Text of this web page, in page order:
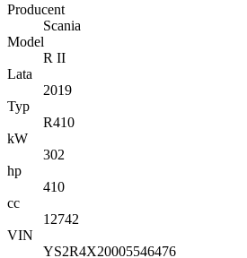
Producent
Scania
Model
R II
Lata
2019
Typ
R410
kW
302
hp
410
cc
12742
VIN
YS2R4X20005546476